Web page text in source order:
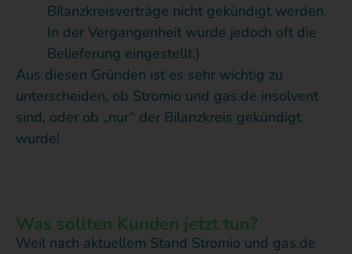
Bilanzkreisverträge nicht gekündigt werden.
In der Vergangenheit wurde jedoch oft die
Belieferung eingestellt.)
Aus diesen Gründen ist es sehr wichtig zu
unterscheiden, ob Stromio und gas.de insolvent
sind, oder ob „nur“ der Bilanzkreis gekündigt
wurde!
Was sollten Kunden jetzt tun?
Weil nach aktuellem Stand Stromio und gas.de